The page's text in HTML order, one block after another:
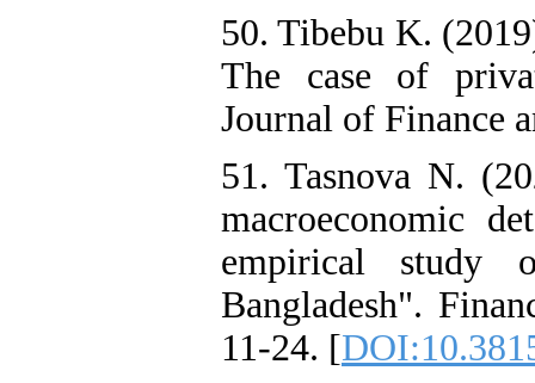
50. Tibebu K.
The case of
Journal of Finance
51. Tasnova N.
macroeconomic
empirical study
Bangladesh".
11-24. [